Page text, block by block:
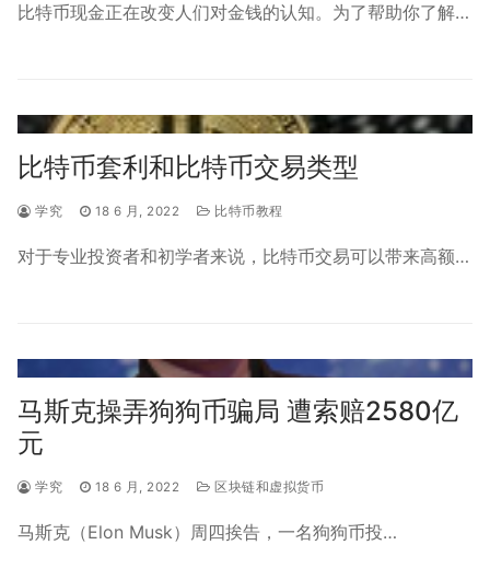
比特币现金正在改变人们对金钱的认知。为了帮助你了解…
比特币套利和比特币交易类型
学究 18 6 月, 2022 比特币教程
对于专业投资者和初学者来说，比特币交易可以带来高额…
马斯克操弄狗狗币骗局 遭索赔2580亿
元
学究 18 6 月, 2022 区块链和虚拟货币
马斯克（Elon Musk）周四挨告，一名狗狗币投…